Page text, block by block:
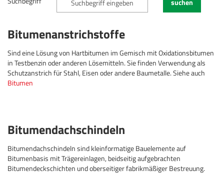
suchen
Bitumenanstrichstoffe
Sind eine Lösung von Hartbitumen im Gemisch mit Oxidationsbitumen
in Testbenzin oder anderen Lösemitteln. Sie finden Verwendung als
Schutzanstrich für Stahl, Eisen oder andere Baumetalle. Siehe auch
Bitumen
Bitumendachschindeln
Bitumendachschindeln sind kleinformatige Bauelemente auf
Bitumenbasis mit Trägereinlagen, beidseitig aufgebrachten
Bitumendeckschichten und oberseitiger fabrikmäßiger Bestreuung.